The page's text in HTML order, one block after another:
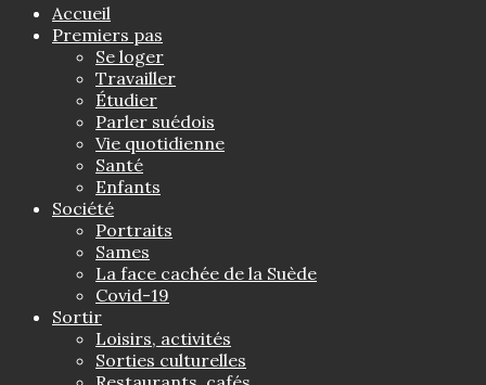
Accueil
Premiers pas
Se loger
Travailler
Étudier
Parler suédois
Vie quotidienne
Santé
Enfants
Société
Portraits
Sames
La face cachée de la Suède
Covid-19
Sortir
Loisirs, activités
Sorties culturelles